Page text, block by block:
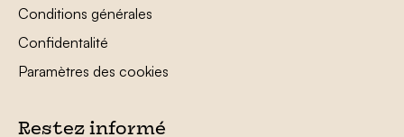
Conditions générales
Confidentalité
Paramètres des cookies
Restez informé